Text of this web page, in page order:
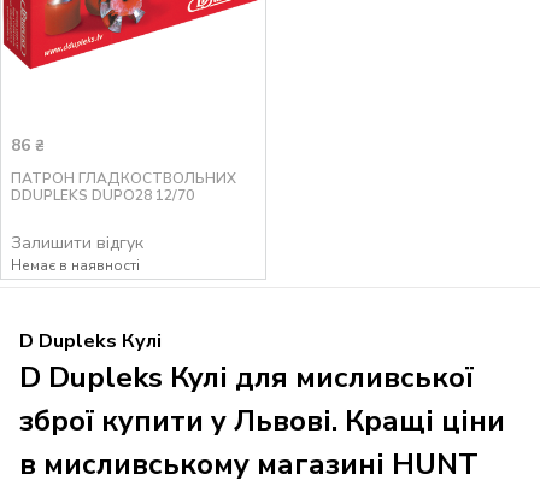
D Dupleks Кулі
D Dupleks Кулі для мисливської
зброї купити у Львові. Кращі ціни
в мисливському магазині HUNT
86 ₴
ПАТРОН ГЛАДКОСТВОЛЬНИХ
DDUPLEKS DUPO28 12/70
Залишити відгук
Немає в наявності